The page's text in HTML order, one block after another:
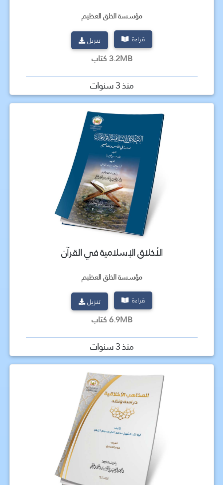
مؤسسة الخلق العظيم
قراءة تنزيل
3.2MB كتاب
منذ 3 سنوات
الأخلاق الإسلامية في القرآن
مؤسسة الخلق العظيم
قراءة تنزيل
6.9MB كتاب
منذ 3 سنوات